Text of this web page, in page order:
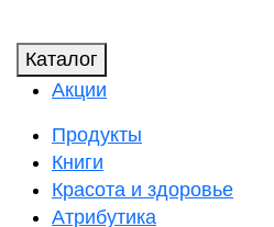
Каталог
Акции
Продукты
Книги
Красота и здоровье
Атрибутика